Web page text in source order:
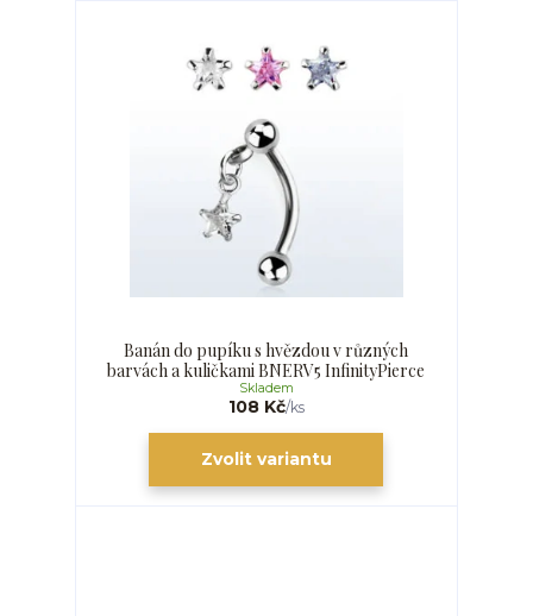
Banán do pupíku s hvězdou v různých
barvách a kuličkami BNERV5 InfinityPierce
108 Kč/ks
Skladem
Zvolit variantu